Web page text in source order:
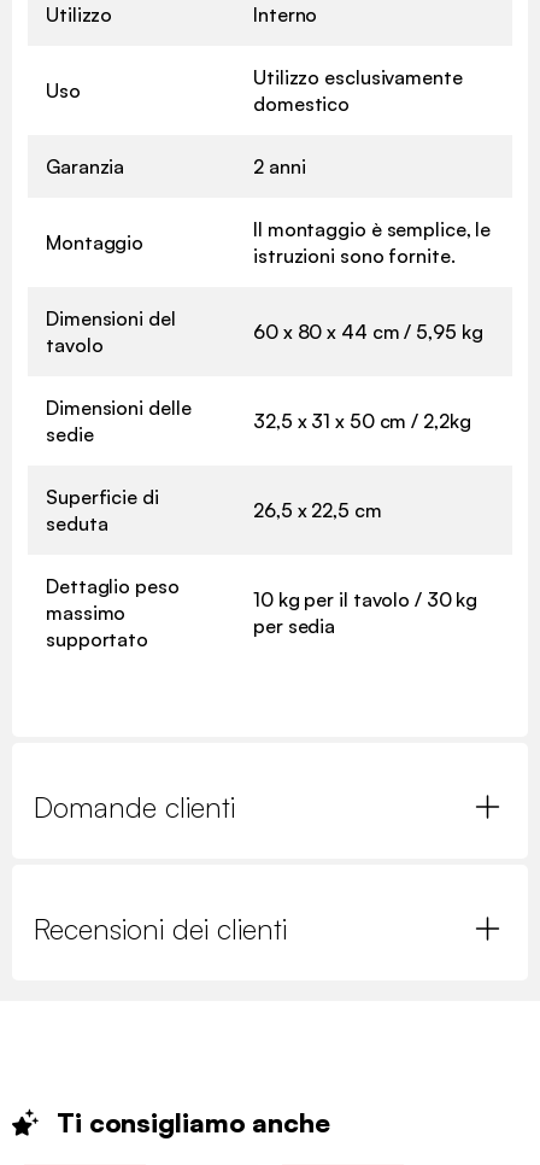
Utilizzo Interno
Uso
Utilizzo esclusivamente
domestico
Garanzia 2 anni
Montaggio
Il montaggio è semplice, le
istruzioni sono fornite.
Dimensioni del
tavolo
60 x 80 x 44 cm / 5,95 kg
Dimensioni delle
sedie
32,5 x 31 x 50 cm / 2,2kg
Superficie di
seduta
26,5 x 22,5 cm
Dettaglio peso
massimo
supportato
10 kg per il tavolo / 30 kg
per sedia
Domande clienti
Recensioni dei clienti
Ti consigliamo anche